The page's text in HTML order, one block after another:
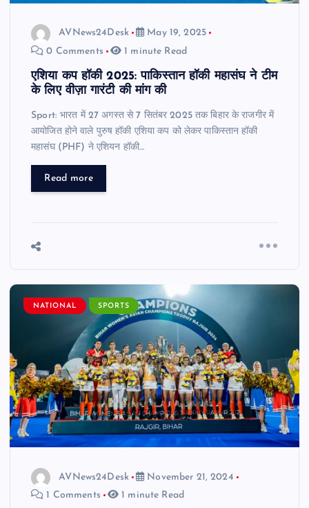
AVNews24Desk
May 19, 2025
0 Comments
1 minute Read
एशिया कप हॉकी 2025: पाकिस्तान हॉकी महासंघ ने टीम
के लिए वीज़ा गारंटी की मांग की
Sport: भारत में 27 अगस्त से 7 सितंबर 2025 तक बिहार के राजगीर में
आयोजित होने वाले पुरुष हॉकी एशिया कप को लेकर पाकिस्तान हॉकी
महासंघ (PHF) ने एशियन हॉकी…
Read more
NATIONAL SPORTS
AVNews24Desk
November 21, 2024
1 Comments
1 minute Read